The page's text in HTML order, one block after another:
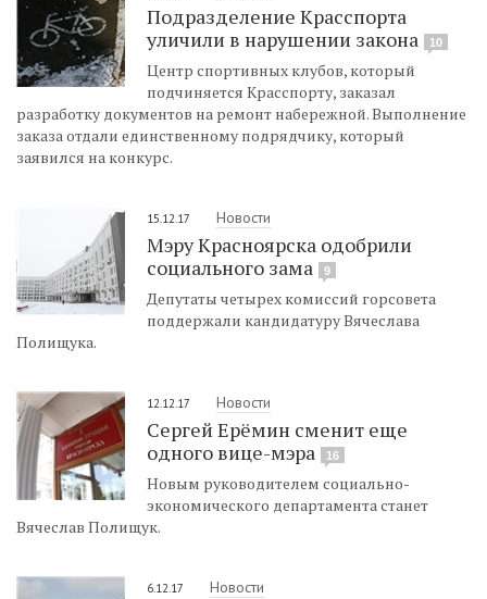
Подразделение Красспорта
уличили в нарушении закона
10
Центр спортивных клубов, который
подчиняется Красспорту, заказал
разработку документов на ремонт набережной. Выполнение
заказа отдали единственному подрядчику, который
заявился на конкурс.
15.12.17 Новости
Мэру Красноярска одобрили
социального зама
9
Депутаты четырех комиссий горсовета
поддержали кандидатуру Вячеслава
Полищука.
12.12.17 Новости
Сергей Ерёмин сменит еще
одного вице-мэра
16
Новым руководителем социально-
экономического департамента станет
Вячеслав Полищук.
6.12.17 Новости